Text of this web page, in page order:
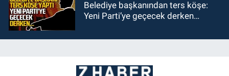
Belediye başkanından ters köşe:
Yeni Parti’ye geçecek derken…